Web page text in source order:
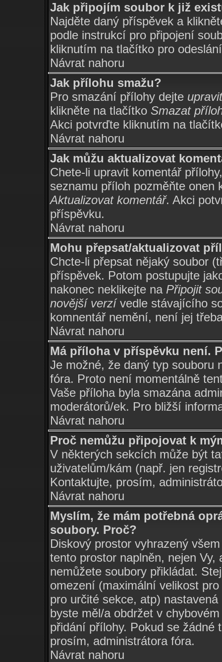
Jak připojím soubor k již
Najděte daný příspěvek a
podle instrukcí pro připojení
kliknutím na tlačítko pro
Návrat nahoru
Jak přílohu smažu?
Pro smazání přílohy dejte upravit
klikněte na tlačítko Smazat
Akci potvrďte kliknutím na
Návrat nahoru
Jak můžu aktualizovat
Chete-li upravit komentář
seznamu příloh pozměňte
Aktualizovat komentář. Akci
příspěvku.
Návrat nahoru
Mohu přepsat/aktualizovat
Chcte-li přepsat nějaký soubor
příspěvek. Potom postupujte
nakonec neklikejte na Připojit
novější verzívedle stávajícího
komnentář nemění, není jej
Návrat nahoru
Má příloha v příspěvku není.
Je možné, že daný typ souboru
fóra. Proto není momentálně
Vaše příloha byla smazána
moderátorů/ek. Pro bližší
Návrat nahoru
Proč nemůžu připojovat k
V některých sekcích může být
uživatelům/kám (např. jen
Kontaktujte, prosím,
Návrat nahoru
Myslím, že mám potřebná
soubory. Proč?
Diskový prostor vyhrazený
tento prostor naplněn, nejen
nemůžete soubory přikládat.
omezení (maximální velikost
pro určité sekce, atp)
byste měl/a obdržet v
přidání přílohy. Pokud se žádné
prosím, administrátora fóra.
Návrat nahoru